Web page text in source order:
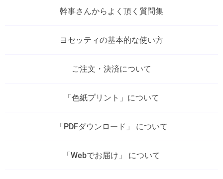
幹事さんからよく頂く質問集
ヨセッティの基本的な使い方
ご注文・決済について
「色紙プリント」について
「PDFダウンロード」 について
「Webでお届け」 について